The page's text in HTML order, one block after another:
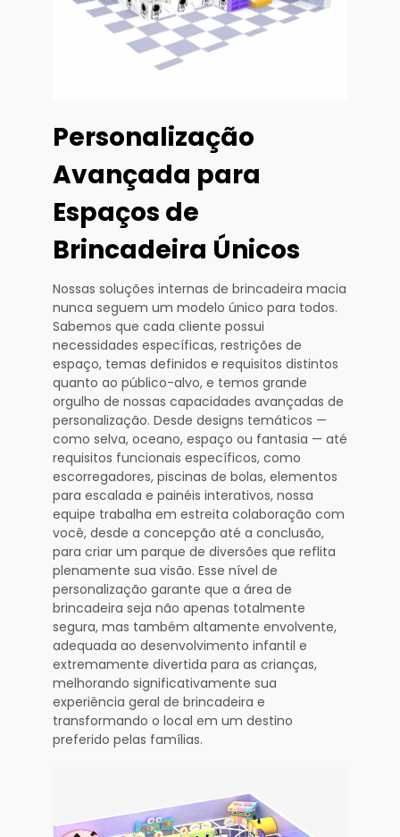
Personalização
Avançada para
Espaços de
Brincadeira Únicos
Nossas soluções internas de brincadeira macia
nunca seguem um modelo único para todos.
Sabemos que cada cliente possui
necessidades específicas, restrições de
espaço, temas definidos e requisitos distintos
quanto ao público-alvo, e temos grande
orgulho de nossas capacidades avançadas de
personalização. Desde designs temáticos —
como selva, oceano, espaço ou fantasia — até
requisitos funcionais específicos, como
escorregadores, piscinas de bolas, elementos
para escalada e painéis interativos, nossa
equipe trabalha em estreita colaboração com
você, desde a concepção até a conclusão,
para criar um parque de diversões que reflita
plenamente sua visão. Esse nível de
personalização garante que a área de
brincadeira seja não apenas totalmente
segura, mas também altamente envolvente,
adequada ao desenvolvimento infantil e
extremamente divertida para as crianças,
melhorando significativamente sua
experiência geral de brincadeira e
transformando o local em um destino
preferido pelas famílias.